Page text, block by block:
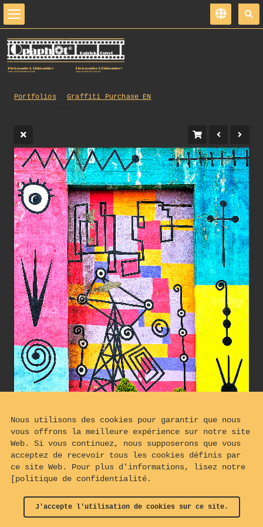
Portfolios
Graffiti_Purchase_EN
Ecriture Shadok à Bilbao
Nous utilisons des cookies pour garantir que nous
vous offrons la meilleure expérience sur notre site
Web. Si vous continuez, nous supposerons que vous
acceptez de recevoir tous les cookies définis par
ce site Web. Pour plus d'informations, lisez notre
[politique de confidentialité.
J'accepte l'utilisation de cookies sur ce site.